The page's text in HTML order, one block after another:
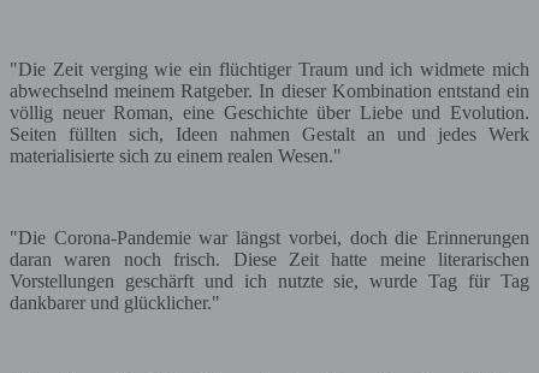
"Die Zeit verging wie ein flüchtiger Traum und ich widmete mich
abwechselnd meinem Ratgeber. In dieser Kombination entstand ein
völlig neuer Roman, eine Geschichte über Liebe und Evolution.
Seiten füllten sich, Ideen nahmen Gestalt an und jedes Werk
materialisierte sich zu einem realen Wesen."
"Die Corona-Pandemie war längst vorbei, doch die Erinnerungen
daran waren noch frisch. Diese Zeit hatte meine literarischen
Vorstellungen geschärft und ich nutzte sie, wurde Tag für Tag
dankbarer und glücklicher."